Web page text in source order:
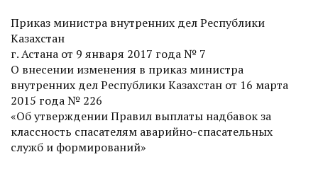
Приказ министра внутренних дел Респуб­лики
Казахстан
г. Астана от 9 января 2017 года № 7
О внесении изменения в приказ министра
внутренних дел Респуб­лики Казахстан от 16 марта
2015 года № 226
«Об утверждении Правил выплаты надбавок за
классность спасателям аварийно-спасательных
служб и формирований»